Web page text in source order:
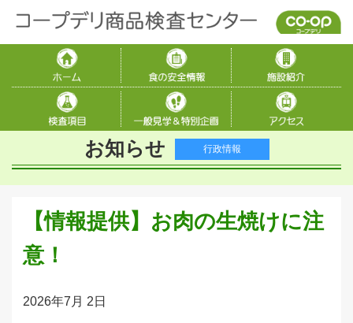
お知らせ 行政情報
【情報提供】お肉の生焼けに注
意！
2026年7月 2日